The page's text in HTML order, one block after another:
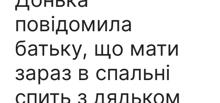
повідомила
батьку, що мати
зараз в спальні
спить з дядьком